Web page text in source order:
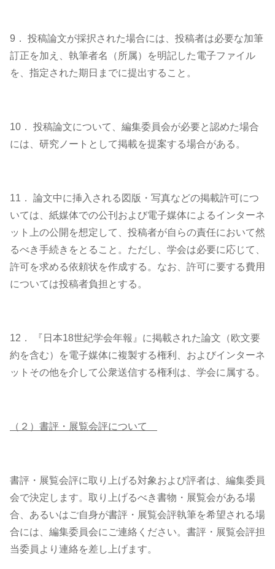
9． 投稿論文が採択された場合には、投稿者は必要な加筆
訂正を加え、執筆者名（所属）を明記した電子ファイル
を、指定された期日までに提出すること。
10． 投稿論文について、編集委員会が必要と認めた場合
には、研究ノートとして掲載を提案する場合がある。
11． 論文中に挿入される図版・写真などの掲載許可につ
いては、紙媒体での公刊および電子媒体によるインターネ
ット上の公開を想定して、投稿者が自らの責任において然
るべき手続きをとること。ただし、学会は必要に応じて、
許可を求める依頼状を作成する。なお、許可に要する費用
については投稿者負担とする。
12． 『日本18世紀学会年報』に掲載された論文（欧文要
約を含む）を電子媒体に複製する権利、およびインターネ
ットその他を介して公衆送信する権利は、学会に属する。
（２）書評・展覧会評について
書評・展覧会評に取り上げる対象および評者は、編集委員
会で決定します。取り上げるべき書物・展覧会がある場
合、あるいはご自身が書評・展覧会評執筆を希望される場
合には、編集委員会にご連絡ください。書評・展覧会評担
当委員より連絡を差し上げます。